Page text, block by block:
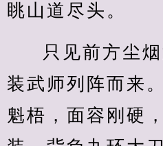
眺山道尽头。
只见前方尘
装武师列阵而来
魁梧，面容刚硬